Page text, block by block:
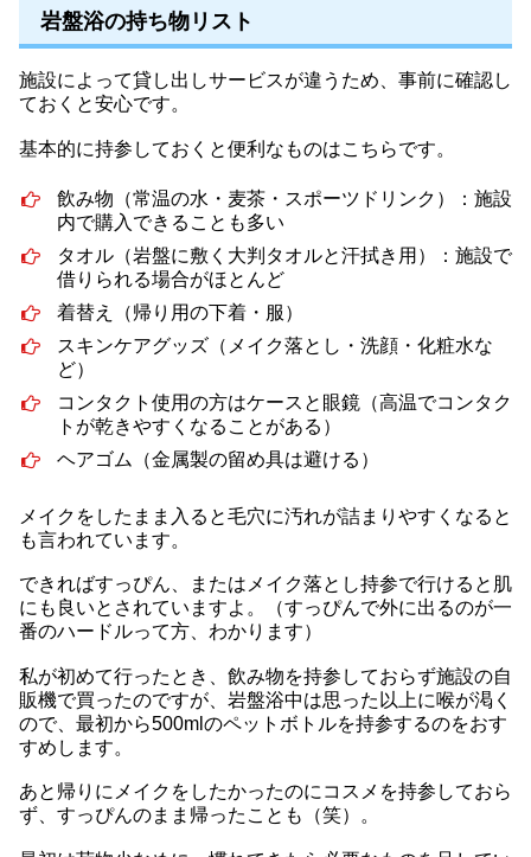
岩盤浴の持ち物リスト
施設によって貸し出しサービスが違うため、事前に確認し
ておくと安心です。
基本的に持参しておくと便利なものはこちらです。
飲み物（常温の水・麦茶・スポーツドリンク）：施設
内で購入できることも多い
タオル（岩盤に敷く大判タオルと汗拭き用）：施設で
借りられる場合がほとんど
着替え（帰り用の下着・服）
スキンケアグッズ（メイク落とし・洗顔・化粧水な
ど）
コンタクト使用の方はケースと眼鏡（高温でコンタク
トが乾きやすくなることがある）
ヘアゴム（金属製の留め具は避ける）
メイクをしたまま入ると毛穴に汚れが詰まりやすくなると
も言われています。
できればすっぴん、またはメイク落とし持参で行けると肌
にも良いとされていますよ。（すっぴんで外に出るのが一
番のハードルって方、わかります）
私が初めて行ったとき、飲み物を持参しておらず施設の自
販機で買ったのですが、岩盤浴中は思った以上に喉が渇く
ので、最初から500mlのペットボトルを持参するのをおす
すめします。
あと帰りにメイクをしたかったのにコスメを持参しておら
ず、すっぴんのまま帰ったことも（笑）。